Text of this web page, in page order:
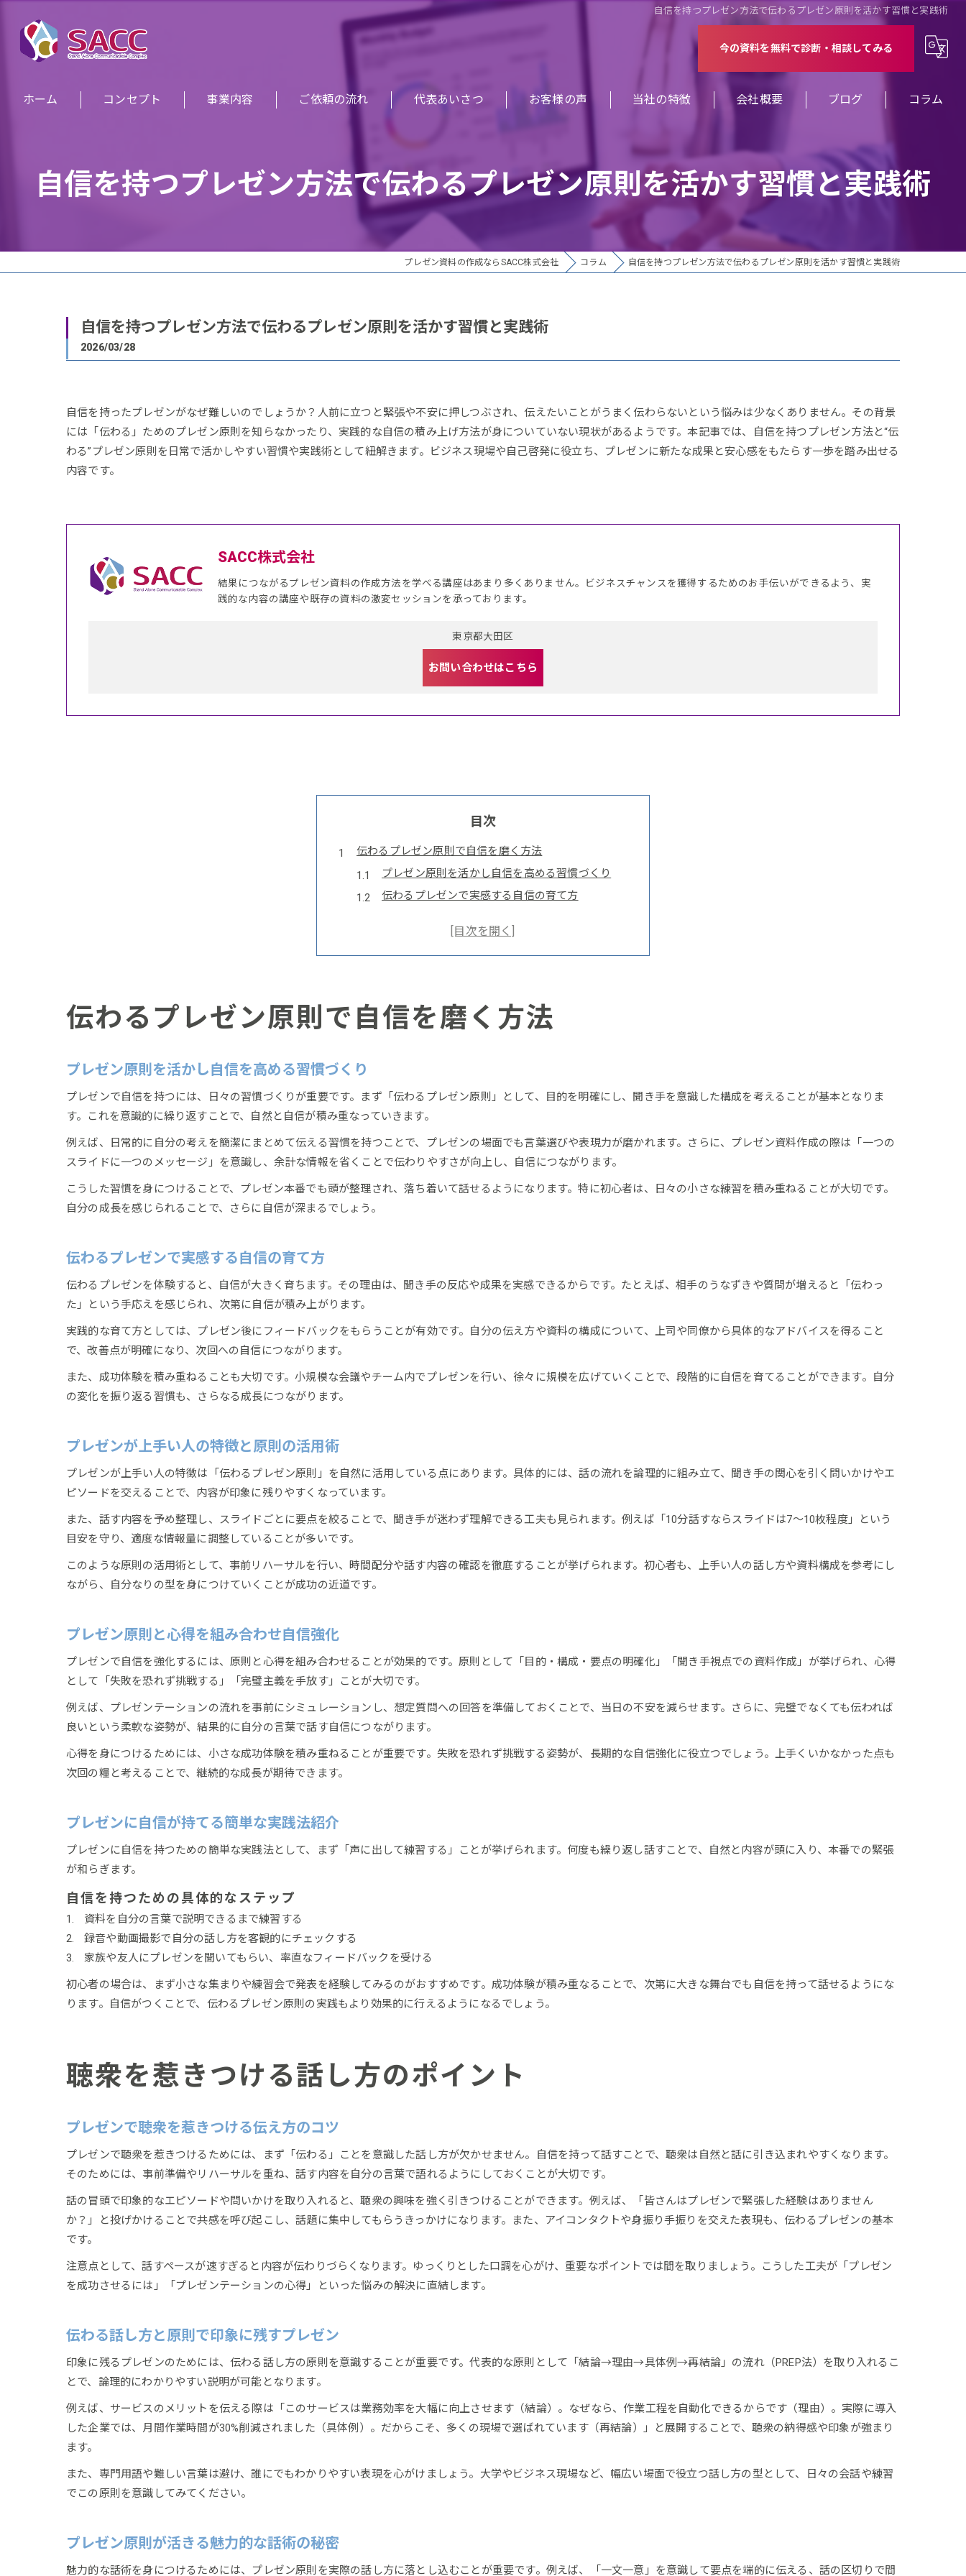
自信を持つプレゼン方法で伝わるプレゼン原則を活かす習慣と実践術
今の資料を無料で診断・相談してみる
ホーム コンセプト 事業内容 ご依頼の流れ 代表あいさつ お客様の声 当社の特徴
研修
セミナー
会社概要 ブログ コラム
自信を持つプレゼン方法で伝わるプレゼン原則を活かす習慣と実践術
プレゼン資料の作成ならSACC株式会社 コラム 自信を持つプレゼン方法で伝わるプレゼン原則を活かす習慣と実践術
自信を持つプレゼン方法で伝わるプレゼン原則を活かす習慣と実践術
2026/03/28
自信を持ったプレゼンがなぜ難しいのでしょうか？人前に立つと緊張や不安に押しつぶされ、伝えたいことがうまく伝わらないという悩みは少なくありません。その背景
には「伝わる」ためのプレゼン原則を知らなかったり、実践的な自信の積み上げ方法が身についていない現状があるようです。本記事では、自信を持つプレゼン方法と“伝
わる”プレゼン原則を日常で活かしやすい習慣や実践術として紐解きます。ビジネス現場や自己啓発に役立ち、プレゼンに新たな成果と安心感をもたらす一歩を踏み出せる
内容です。
SACC株式会社
結果につながるプレゼン資料の作成方法を学べる講座はあまり多くありません。ビジネスチャンスを獲得するためのお手伝いができるよう、実
践的な内容の講座や既存の資料の激変セッションを承っております。
東京都大田区
お問い合わせはこちら
目次
伝わるプレゼン原則で自信を磨く方法
プレゼン原則を活かし自信を高める習慣づくり
伝わるプレゼンで実感する自信の育て方
プレゼン原則と心得を組み合わせ自信強化
プレゼンで聴衆を惹きつける伝え方のコツ
伝わる話し方と原則で印象に残すプレゼン
プレゼン原則と心得で聴衆の心を動かす方法
緊張を力に変えるプレゼンの習慣
プレゼン前の緊張を原則で味方にする方法
伝わるプレゼンで緊張を自信に変える秘訣
プレゼン原則が導く緊張克服の実践習慣
自信を持つための日常トレーニング術
原則に基づく毎日の簡単トレーニング方法
プレゼン原則を日常に取り入れる工夫とは
人を惹きつける伝え方のコツに迫る
伝わるプレゼンに欠かせない印象付けの方法
伝わるプレゼン原則で自信を磨く方法
プレゼン原則を活かし自信を高める習慣づくり
プレゼンで自信を持つには、日々の習慣づくりが重要です。まず「伝わるプレゼン原則」として、目的を明確にし、聞き手を意識した構成を考えることが基本となりま
す。これを意識的に繰り返すことで、自然と自信が積み重なっていきます。
例えば、日常的に自分の考えを簡潔にまとめて伝える習慣を持つことで、プレゼンの場面でも言葉選びや表現力が磨かれます。さらに、プレゼン資料作成の際は「一つの
スライドに一つのメッセージ」を意識し、余計な情報を省くことで伝わりやすさが向上し、自信につながります。
こうした習慣を身につけることで、プレゼン本番でも頭が整理され、落ち着いて話せるようになります。特に初心者は、日々の小さな練習を積み重ねることが大切です。
自分の成長を感じられることで、さらに自信が深まるでしょう。
伝わるプレゼンで実感する自信の育て方
伝わるプレゼンを体験すると、自信が大きく育ちます。その理由は、聞き手の反応や成果を実感できるからです。たとえば、相手のうなずきや質問が増えると「伝わっ
た」という手応えを感じられ、次第に自信が積み上がります。
実践的な育て方としては、プレゼン後にフィードバックをもらうことが有効です。自分の伝え方や資料の構成について、上司や同僚から具体的なアドバイスを得ること
で、改善点が明確になり、次回への自信につながります。
また、成功体験を積み重ねることも大切です。小規模な会議やチーム内でプレゼンを行い、徐々に規模を広げていくことで、段階的に自信を育てることができます。自分
の変化を振り返る習慣も、さらなる成長につながります。
プレゼンが上手い人の特徴と原則の活用術
プレゼンが上手い人の特徴は「伝わるプレゼン原則」を自然に活用している点にあります。具体的には、話の流れを論理的に組み立て、聞き手の関心を引く問いかけやエ
ピソードを交えることで、内容が印象に残りやすくなっています。
また、話す内容を予め整理し、スライドごとに要点を絞ることで、聞き手が迷わず理解できる工夫も見られます。例えば「10分話すならスライドは7～10枚程度」という
目安を守り、適度な情報量に調整していることが多いです。
このような原則の活用術として、事前リハーサルを行い、時間配分や話す内容の確認を徹底することが挙げられます。初心者も、上手い人の話し方や資料構成を参考にし
ながら、自分なりの型を身につけていくことが成功の近道です。
プレゼン原則と心得を組み合わせ自信強化
プレゼンで自信を強化するには、原則と心得を組み合わせることが効果的です。原則として「目的・構成・要点の明確化」「聞き手視点での資料作成」が挙げられ、心得
として「失敗を恐れず挑戦する」「完璧主義を手放す」ことが大切です。
例えば、プレゼンテーションの流れを事前にシミュレーションし、想定質問への回答を準備しておくことで、当日の不安を減らせます。さらに、完璧でなくても伝われば
良いという柔軟な姿勢が、結果的に自分の言葉で話す自信につながります。
心得を身につけるためには、小さな成功体験を積み重ねることが重要です。失敗を恐れず挑戦する姿勢が、長期的な自信強化に役立つでしょう。上手くいかなかった点も
次回の糧と考えることで、継続的な成長が期待できます。
プレゼンに自信が持てる簡単な実践法紹介
プレゼンに自信を持つための簡単な実践法として、まず「声に出して練習する」ことが挙げられます。何度も繰り返し話すことで、自然と内容が頭に入り、本番での緊張
が和らぎます。
自信を持つための具体的なステップ
資料を自分の言葉で説明できるまで練習する
録音や動画撮影で自分の話し方を客観的にチェックする
家族や友人にプレゼンを聞いてもらい、率直なフィードバックを受ける
初心者の場合は、まず小さな集まりや練習会で発表を経験してみるのがおすすめです。成功体験が積み重なることで、次第に大きな舞台でも自信を持って話せるようにな
ります。自信がつくことで、伝わるプレゼン原則の実践もより効果的に行えるようになるでしょう。
聴衆を惹きつける話し方のポイント
プレゼンで聴衆を惹きつける伝え方のコツ
プレゼンで聴衆を惹きつけるためには、まず「伝わる」ことを意識した話し方が欠かせません。自信を持って話すことで、聴衆は自然と話に引き込まれやすくなります。
そのためには、事前準備やリハーサルを重ね、話す内容を自分の言葉で語れるようにしておくことが大切です。
話の冒頭で印象的なエピソードや問いかけを取り入れると、聴衆の興味を強く引きつけることができます。例えば、「皆さんはプレゼンで緊張した経験はありません
か？」と投げかけることで共感を呼び起こし、話題に集中してもらうきっかけになります。また、アイコンタクトや身振り手振りを交えた表現も、伝わるプレゼンの基本
です。
注意点として、話すペースが速すぎると内容が伝わりづらくなります。ゆっくりとした口調を心がけ、重要なポイントでは間を取りましょう。こうした工夫が「プレゼン
を成功させるには」「プレゼンテーションの心得」といった悩みの解決に直結します。
伝わる話し方と原則で印象に残すプレゼン
印象に残るプレゼンのためには、伝わる話し方の原則を意識することが重要です。代表的な原則として「結論→理由→具体例→再結論」の流れ（PREP法）を取り入れるこ
とで、論理的にわかりやすい説明が可能となります。
例えば、サービスのメリットを伝える際は「このサービスは業務効率を大幅に向上させます（結論）。なぜなら、作業工程を自動化できるからです（理由）。実際に導入
した企業では、月間作業時間が30%削減されました（具体例）。だからこそ、多くの現場で選ばれています（再結論）」と展開することで、聴衆の納得感や印象が強まり
ます。
また、専門用語や難しい言葉は避け、誰にでもわかりやすい表現を心がけましょう。大学やビジネス現場など、幅広い場面で役立つ話し方の型として、日々の会話や練習
でこの原則を意識してみてください。
プレゼン原則が活きる魅力的な話術の秘密
魅力的な話術を身につけるためには、プレゼン原則を実際の話し方に落とし込むことが重要です。例えば、「一文一意」を意識して要点を端的に伝える、話の区切りで間